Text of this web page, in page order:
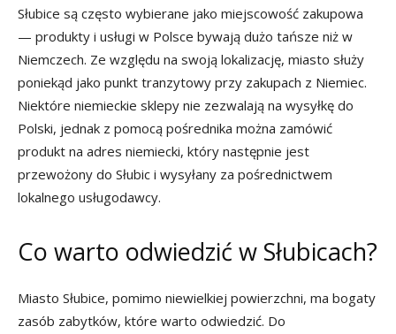
Słubice są często wybierane jako miejscowość zakupowa
— produkty i usługi w Polsce bywają dużo tańsze niż w
Niemczech. Ze względu na swoją lokalizację, miasto służy
poniekąd jako punkt tranzytowy przy zakupach z Niemiec.
Niektóre niemieckie sklepy nie zezwalają na wysyłkę do
Polski, jednak z pomocą pośrednika można zamówić
produkt na adres niemiecki, który następnie jest
przewożony do Słubic i wysyłany za pośrednictwem
lokalnego usługodawcy.
Co warto odwiedzić w Słubicach?
Miasto Słubice, pomimo niewielkiej powierzchni, ma bogaty
zasób zabytków, które warto odwiedzić. Do